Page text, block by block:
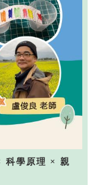
科學原理 × 親